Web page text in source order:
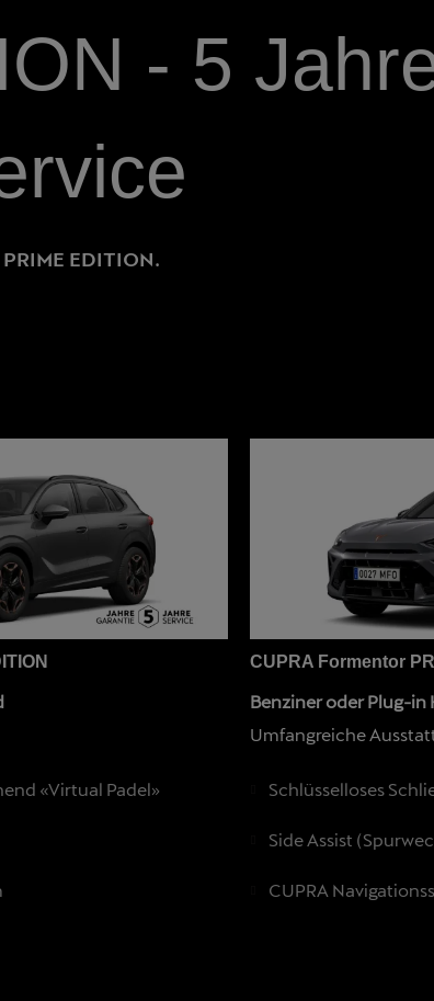
- 5
EDITION.
«Virtual Padel»
CUPRA Formentor
Benziner oder Plug-in
Umfangreiche
Schlüsselloses
Side Assist
CUPRA